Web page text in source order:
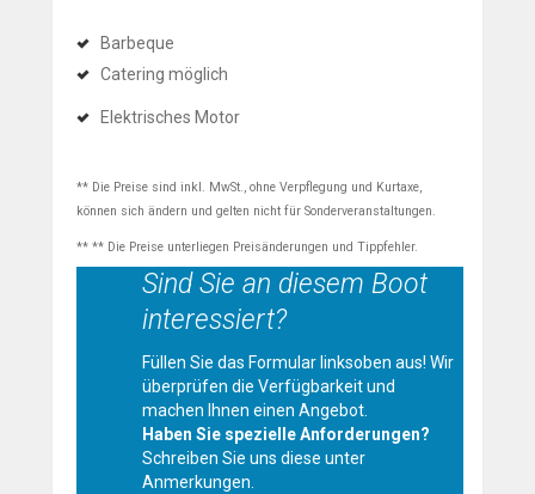
Barbeque
Catering möglich
Elektrisches Motor
** Die Preise sind inkl. MwSt., ohne Verpflegung und Kurtaxe,
können sich ändern und gelten nicht für Sonderveranstaltungen.
** ** Die Preise unterliegen Preisänderungen und Tippfehler.
Sind Sie an diesem Boot
interessiert?
Füllen Sie das Formular linksoben aus! Wir
überprüfen die Verfügbarkeit und
machen Ihnen einen Angebot.
Haben Sie spezielle Anforderungen?
Schreiben Sie uns diese unter
Anmerkungen.